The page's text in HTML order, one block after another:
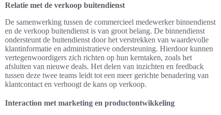
Relatie met de verkoop buitendienst
De samenwerking tussen de commercieel medewerker binnendienst
en de verkoop buitendienst is van groot belang. De binnendienst
ondersteunt de buitendienst door het verstrekken van waardevolle
klantinformatie en administratieve ondersteuning. Hierdoor kunnen
vertegenwoordigers zich richten op hun kerntaken, zoals het
afsluiten van nieuwe deals. Het delen van inzichten en feedback
tussen deze twee teams leidt tot een meer gerichte benadering van
klantcontact en verhoogt de kans op verkoop.
Interaction met marketing en productontwikkeling